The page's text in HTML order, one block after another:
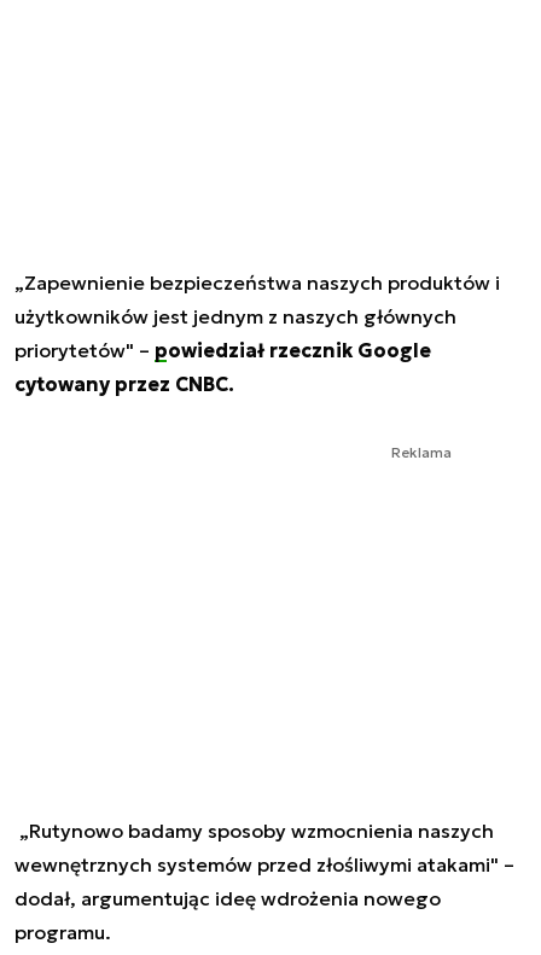
„Zapewnienie bezpieczeństwa naszych produktów i
użytkowników jest jednym z naszych głównych
priorytetów" – powiedział rzecznik Google
cytowany przez CNBC.
Reklama
„Rutynowo badamy sposoby wzmocnienia naszych
wewnętrznych systemów przed złośliwymi atakami" –
dodał, argumentując ideę wdrożenia nowego
programu.